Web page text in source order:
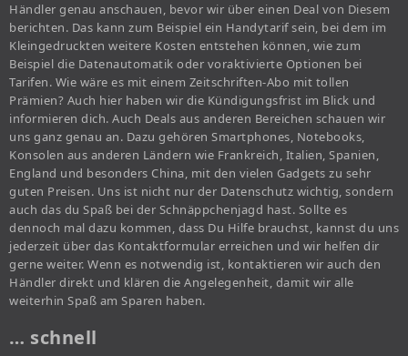
Händler genau anschauen, bevor wir über einen Deal von Diesem
berichten. Das kann zum Beispiel ein Handytarif sein, bei dem im
Kleingedruckten weitere Kosten entstehen können, wie zum
Beispiel die Datenautomatik oder voraktivierte Optionen bei
Tarifen. Wie wäre es mit einem Zeitschriften-Abo mit tollen
Prämien? Auch hier haben wir die Kündigungsfrist im Blick und
informieren dich. Auch Deals aus anderen Bereichen schauen wir
uns ganz genau an. Dazu gehören Smartphones, Notebooks,
Konsolen aus anderen Ländern wie Frankreich, Italien, Spanien,
England und besonders China, mit den vielen Gadgets zu sehr
guten Preisen. Uns ist nicht nur der Datenschutz wichtig, sondern
auch das du Spaß bei der Schnäppchenjagd hast. Sollte es
dennoch mal dazu kommen, dass Du Hilfe brauchst, kannst du uns
jederzeit über das Kontaktformular erreichen und wir helfen dir
gerne weiter. Wenn es notwendig ist, kontaktieren wir auch den
Händler direkt und klären die Angelegenheit, damit wir alle
weiterhin Spaß am Sparen haben.
… schnell